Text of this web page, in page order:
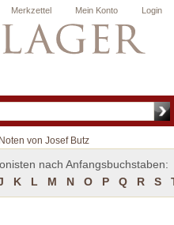
Login
Mein Konto
Merkzettel
Noten von Josef Butz
nach Anfangsbuchstaben:
K L M N O P Q R S